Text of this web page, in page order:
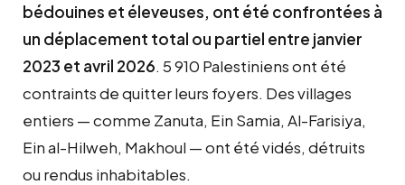
bédouines et éleveuses, ont été confrontées à
un déplacement total ou partiel entre janvier
2023 et avril 2026. 5 910 Palestiniens ont été
contraints de quitter leurs foyers. Des villages
entiers — comme Zanuta, Ein Samia, Al-Farisiya,
Ein al-Hilweh, Makhoul — ont été vidés, détruits
ou rendus inhabitables.